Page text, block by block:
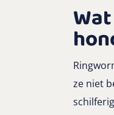
ze niet